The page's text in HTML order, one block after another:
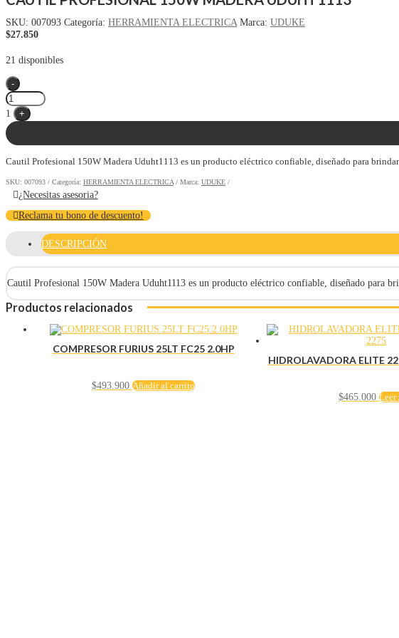
SKU: 007093 Categoría: HERRAMIENTA ELECTRICA Marca: UDUKE
$27.850
21 disponibles
Quantity
-
1
+
Cautil Profesional 150W Madera Uduht1113 es un producto eléctrico confiable, diseñado para
SKU: 007093 Categoría: HERRAMIENTA ELECTRICA Marca: UDUKE
¿Necesitas asesoria?
Reclama tu bono de descuento!
DESCRIPCIÓN
Cautil Profesional 150W Madera Uduht1113 es un producto eléctrico confiable, diseñado para
Productos relacionados
COMPRESOR FURIUS 25LT FC25 2.0HP
$493.900 Añadir al carrito
HIDROLAVADORA ELITE
$465.000 Leer